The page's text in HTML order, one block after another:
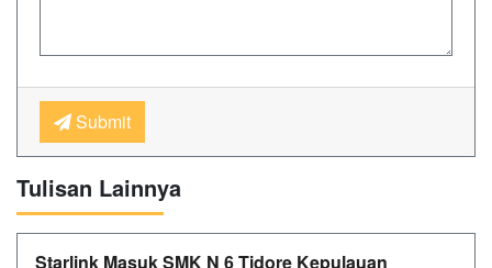
Submit
Tulisan Lainnya
Starlink Masuk SMK N 6 Tidore Kepulauan